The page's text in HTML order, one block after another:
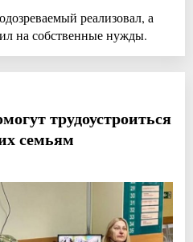
реализовал, а
на собственные нужды.
трудоустроиться
семьям